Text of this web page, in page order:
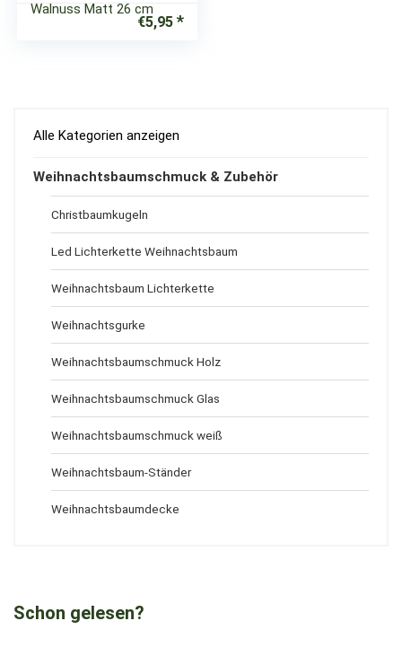
Walnuss Matt 26 cm
€5,95
Alle Kategorien anzeigen
Weihnachtsbaumschmuck & Zubehör
Christbaumkugeln
Led Lichterkette Weihnachtsbaum
Weihnachtsbaum Lichterkette
Weihnachtsgurke
Weihnachtsbaumschmuck Holz
Weihnachtsbaumschmuck Glas
Weihnachtsbaumschmuck weiß
Weihnachtsbaum-Ständer
Weihnachtsbaumdecke
Schon gelesen?